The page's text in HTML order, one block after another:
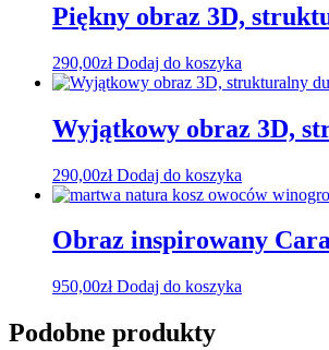
Piękny obraz 3D,
290,00zł Dodaj do koszyka
Wyjątkowy obraz 3D,
290,00zł Dodaj do koszyka
Obraz inspirowany
950,00zł Dodaj do koszyka
Podobne produkty